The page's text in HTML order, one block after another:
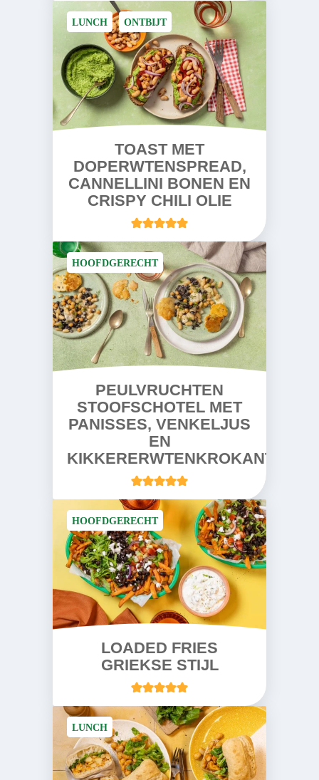
LUNCH ONTBIJT
TOAST MET
DOPERWTENSPREAD,
CANNELLINI BONEN EN
CRISPY CHILI OLIE
HOOFDGERECHT
PEULVRUCHTEN
STOOFSCHOTEL MET
PANISSES, VENKELJUS
EN
KIKKERERWTENKROKANTJE
HOOFDGERECHT
LOADED FRIES
GRIEKSE STIJL
LUNCH